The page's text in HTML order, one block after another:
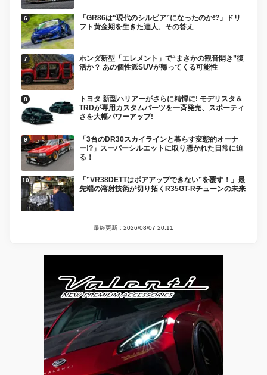
「GR86は“現代のシルビア”になったのか!?」ドリ
フト黄金期を生きた達人、その答え
ホンダ新型「エレメント」で“まさかの観音開き”復
活か？ あの個性派SUVが帰ってくる可能性
トヨタ 新型ハリアーがさらに精悍に! モデリスタ＆
TRDが専用カスタムパーツを一斉発売、スポーティ
さを大幅パワーアップ!
「3台のDR30スカイラインと暮らす変態的オーナ
ー!?」スーパーシルエットに取り憑かれた日常に迫
る！
「”VR38DETTはボアアップできない”を覆す！」最
先端の溶射技術が切り拓くR35GT-Rチューンの未来
最終更新：2026/08/07 20:11